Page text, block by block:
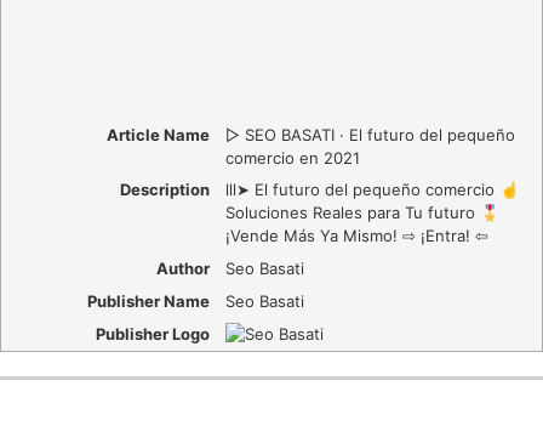
Article Name
▷ SEO BASATI · El futuro del pequeño
comercio en 2021
Description
lll➤ El futuro del pequeño comercio ☝️
Soluciones Reales para Tu futuro 🎖️
¡Vende Más Ya Mismo! ⇨ ¡Entra! ⇦
Author
Seo Basati
Publisher Name
Seo Basati
Publisher Logo